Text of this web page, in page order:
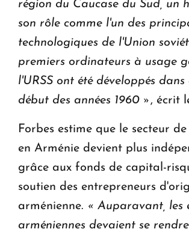
région du Caucase du Sud, un
son rôle comme l'un des
technologiques de l'Union
premiers ordinateurs à usage
l'URSS ont été développés
début des années 1960 » , écrit
Forbes estime que le secteur
en Arménie devient plus
grâce aux fonds de capital-
soutien des entrepreneurs
arménienne. « Auparavant, les
arméniennes devaient se